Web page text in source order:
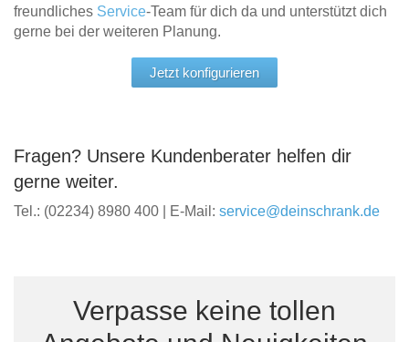
freundliches Service-Team für dich da und unterstützt dich
gerne bei der weiteren Planung.
Jetzt konfigurieren
Fragen? Unsere Kundenberater helfen dir
gerne weiter.
Tel.: (02234) 8980 400 | E-Mail: service@deinschrank.de
Verpasse keine tollen